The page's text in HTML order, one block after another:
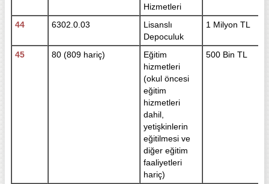
Hizmetleri
44 6302.0.03
Lisanslı
Depoculuk
1 Milyon TL
45 80 (809 hariç)
Eğitim
hizmetleri
(okul öncesi
eğitim
hizmetleri
dahil,
yetişkinlerin
eğitilmesi ve
diğer eğitim
faaliyetleri
hariç)
500 Bin TL